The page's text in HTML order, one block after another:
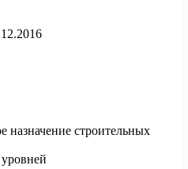
назначение строительных